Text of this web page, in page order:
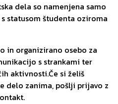
dela so namenjena samo
statusom študenta oziroma
in organizirano osebo za
s strankami ter
aktivnosti.Če si želiš
delo zanima, pošlji prijavo z